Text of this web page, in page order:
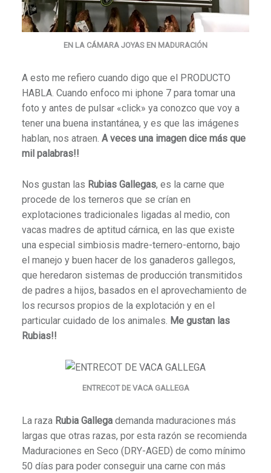
EN LA CÁMARA JOYAS EN MADURACIÓN
A esto me refiero cuando digo que el PRODUCTO
HABLA. Cuando enfoco mi iphone 7 para tomar una
foto y antes de pulsar «click» ya conozco que voy a
tener una buena instantánea, y es que las imágenes
hablan, nos atraen. A veces una imagen dice más que
mil palabras!!
Nos gustan las Rubias Gallegas, es la carne que
procede de los terneros que se crían en
explotaciones tradicionales ligadas al medio, con
vacas madres de aptitud cárnica, en las que existe
una especial simbiosis madre-ternero-entorno, bajo
el manejo y buen hacer de los ganaderos gallegos,
que heredaron sistemas de producción transmitidos
de padres a hijos, basados en el aprovechamiento de
los recursos propios de la explotación y en el
particular cuidado de los animales. Me gustan las
Rubias!!
ENTRECOT DE VACA GALLEGA
La raza Rubia Gallegademanda maduraciones más
largas que otras razas, por esta razón se recomienda
Maduraciones en Seco (DRY-AGED) de como mínimo
50 días para poder conseguir una carne con más